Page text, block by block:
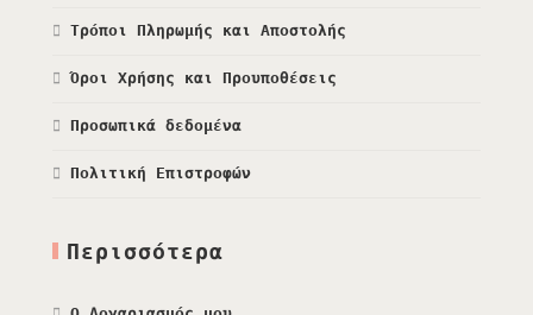
Τρόποι Πληρωμής και Αποστολής
Όροι Χρήσης και Προυποθέσεις
Προσωπικά δεδομένα
Πολιτική Επιστροφών
Περισσότερα